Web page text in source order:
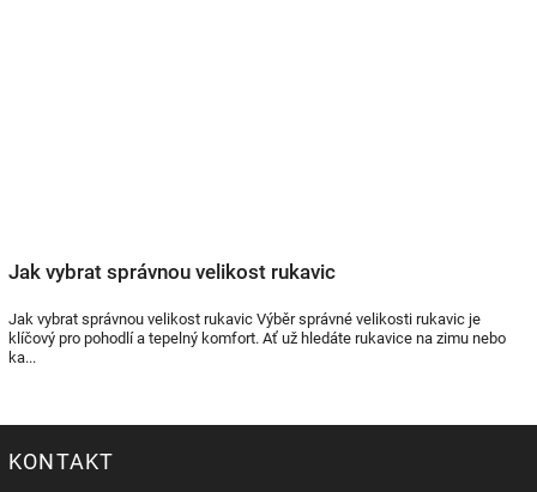
Jak vybrat správnou velikost rukavic
Jak vybrat správnou velikost rukavic Výběr správné velikosti rukavic je
klíčový pro pohodlí a tepelný komfort. Ať už hledáte rukavice na zimu nebo
ka...
KONTAKT